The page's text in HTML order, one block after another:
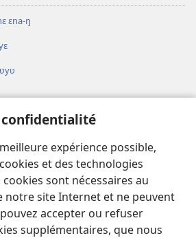
expérience possible,
et des technologies
sont nécessaires au
notre site Internet et ne peuvent
accepter ou refuser
supplémentaires, que nous
ɛna-ŋ